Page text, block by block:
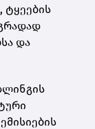
ტყეების
და